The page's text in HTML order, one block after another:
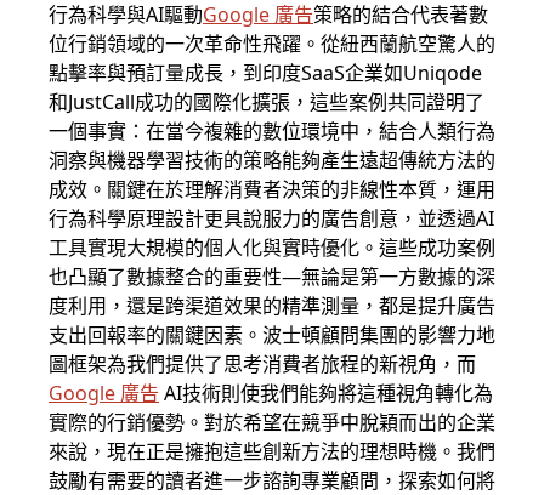
行為科學與AI驅動Google 廣告策略的結合代表著數
位行銷領域的一次革命性飛躍。從紐西蘭航空驚人的
點擊率與預訂量成長，到印度SaaS企業如Uniqode
和JustCall成功的國際化擴張，這些案例共同證明了
一個事實：在當今複雜的數位環境中，結合人類行為
洞察與機器學習技術的策略能夠產生遠超傳統方法的
成效。關鍵在於理解消費者決策的非線性本質，運用
行為科學原理設計更具說服力的廣告創意，並透過AI
工具實現大規模的個人化與實時優化。這些成功案例
也凸顯了數據整合的重要性—無論是第一方數據的深
度利用，還是跨渠道效果的精準測量，都是提升廣告
支出回報率的關鍵因素。波士頓顧問集團的影響力地
圖框架為我們提供了思考消費者旅程的新視角，而
Google 廣告 AI技術則使我們能夠將這種視角轉化為
實際的行銷優勢。對於希望在競爭中脫穎而出的企業
來說，現在正是擁抱這些創新方法的理想時機。我們
鼓勵有需要的讀者進一步諮詢專業顧問，探索如何將